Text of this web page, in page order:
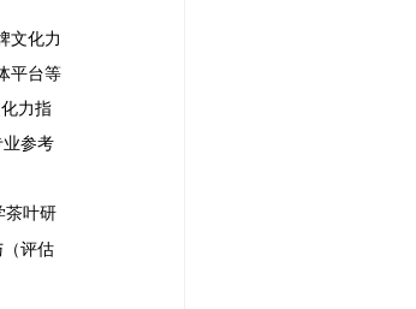
文化力
平台等
力指
参考
茶叶研
（评估